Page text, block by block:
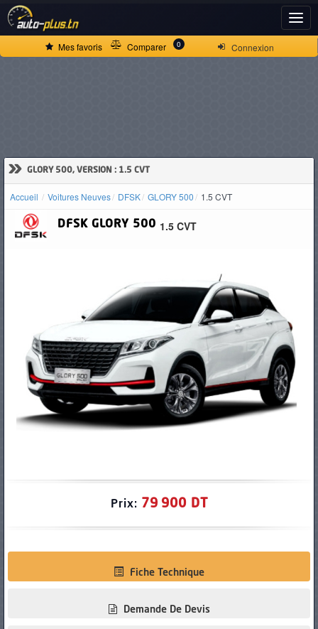
Connexion
Mes favoris Comparer 0
» GLORY 500, VERSION : 1.5 CVT
Accueil Voitures Neuves DFSK GLORY 500 1.5 CVT
DFSK GLORY 500 1.5 CVT
Prix: 79 900 DT
Fiche Technique
Demande De Devis
ACCUEIL
D'OCCASION
PNEUS